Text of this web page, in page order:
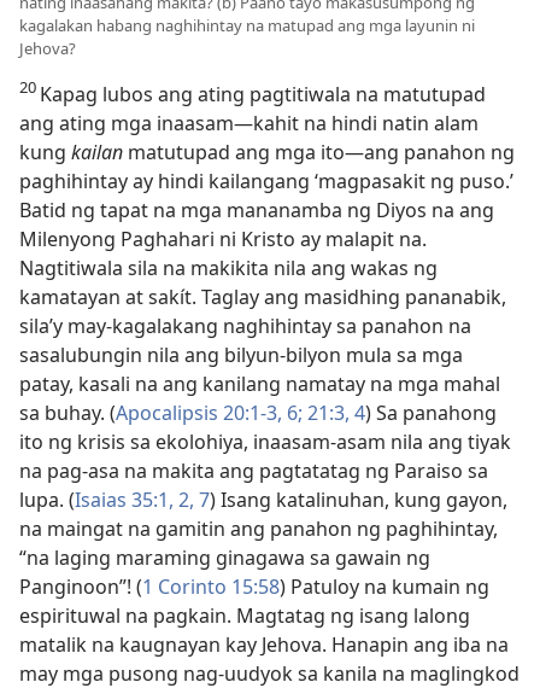
kagalakan habang naghihintay na matupad ang mga layunin ni
Jehova?
20 Kapag lubos ang ating pagtitiwala na matutupad
ang ating mga inaasam​—kahit na hindi natin alam
kung kailan matutupad ang mga ito​—ang panahon ng
paghihintay ay hindi kailangang ‘magpasakit ng puso.’
Batid ng tapat na mga mananamba ng Diyos na ang
Milenyong Paghahari ni Kristo ay malapit na.
Nagtitiwala sila na makikita nila ang wakas ng
kamatayan at sakít. Taglay ang masidhing pananabik,
sila’y may-kagalakang naghihintay sa panahon na
sasalubungin nila ang bilyun-bilyon mula sa mga
patay, kasali na ang kanilang namatay na mga mahal
sa buhay. (Apocalipsis 20:1-3, 6; 21:3, 4) Sa panahong
ito ng krisis sa ekolohiya, inaasam-asam nila ang tiyak
na pag-asa na makita ang pagtatatag ng Paraiso sa
lupa. (Isaias 35:1, 2, 7) Isang katalinuhan, kung gayon,
na maingat na gamitin ang panahon ng paghihintay,
“na laging maraming ginagawa sa gawain ng
Panginoon”! (1 Corinto 15:58) Patuloy na kumain ng
espirituwal na pagkain. Magtatag ng isang lalong
matalik na kaugnayan kay Jehova. Hanapin ang iba na
may mga pusong nag-uudyok sa kanila na maglingkod